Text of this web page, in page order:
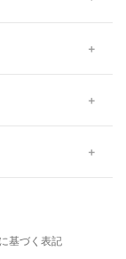
基づく表記